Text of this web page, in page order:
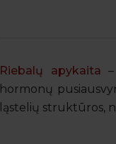
Riebalų apykaita
hormonų
ląstelių struktūros,